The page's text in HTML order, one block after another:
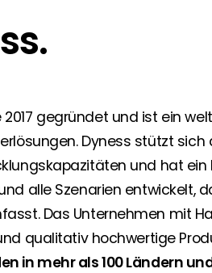
Experten kennen.
bietet 24/7 Live-Preise,
Laufenden mit
Job in der Erneuerbaren
Dann werden Sie noch heute
Installateur in Ihrer Region
und sind auf der Suche nach
2017 gegründet und ist ein
Dyness stützt
und hat
alle Szenarien entwickelt,
Das Unternehmen mit
qualitativ hochwertige
in mehr als 100 Ländern